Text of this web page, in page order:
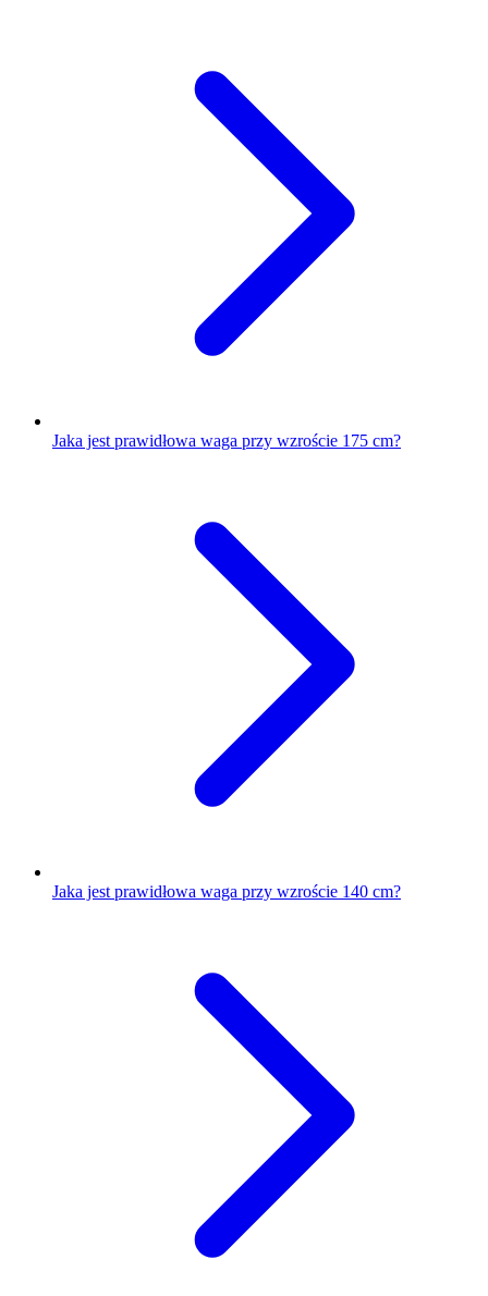
Jaka jest prawidłowa waga przy wzroście 175 cm?
Jaka jest prawidłowa waga przy wzroście 140 cm?